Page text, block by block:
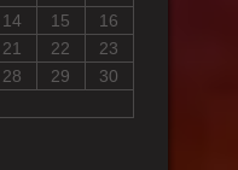
14 15
16
21 22
23
28 29
30